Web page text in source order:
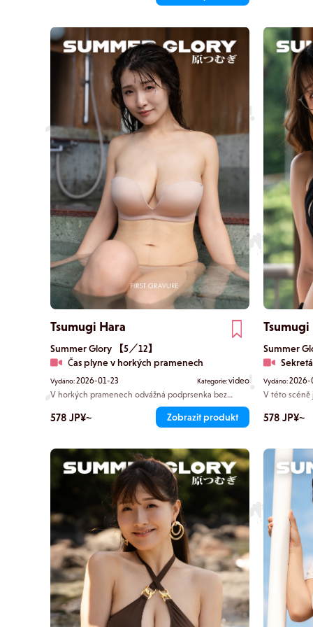
zastaví. Ta malá vzdálenost mezi vámi vám svírá hruď.
slunečním
Tsumugi Hara
Summer Glory 【5／12】
Čas plyne v horkých pramenech
Vydáno:2026-01-23 Kategorie:video
V horkých pramenech odvážná podprsenka bez
ramínek odhaluje její dekolt a váš pohled přirozeně
přitahují křivky Tsumugi. Mokré vlasy se jí lepí na kůži
a její výraz má v sobě něco zlomyslného. Tam stojí
578 JP¥~ Zobrazit produkt
Tsumugi
Summer
Vydáno:2026-
V této scéně
která jako by
Černé
578 JP¥~